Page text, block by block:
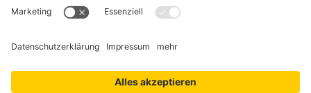
Deutschen Gießerei-Industrie e.V.
40549 Düsseldorf
Telefon:0211 - 68 71 - 03
0211 - 68 71 - 3333